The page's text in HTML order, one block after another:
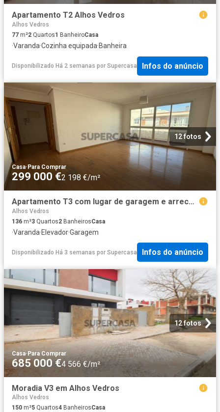
Apartamento T2 Alhos Vedros
Alhos Vedros
77 m²2 Quartos1 BanheiroCasa
·Varanda·Cozinha equipada·Banheira
Disponibilizado Há 2 semanas por Supercasa Infos do anúncio
12 fotos
Casa· Para Comprar
299 000 €2 198 €/m²
Apartamento T3 com lugar de garagem e arrecadação
Alhos Vedros
136 m²3 Quartos2 BanheirosCasa
·Varanda·Elevador·Garagem
Disponibilizado Há 3 semanas por Supercasa Infos do anúncio
12 fotos
Casa·Para Comprar
685 000 €4 566 €/m²
Moradia V3 em Alhos Vedros
Alhos Vedros
150 m²5 Quartos4 BanheirosCasa